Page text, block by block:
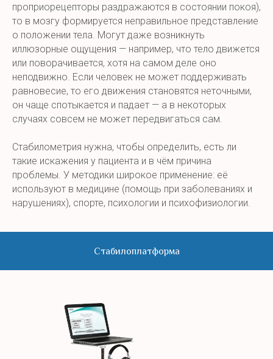
проприорецепторы раздражаются в состоянии покоя),
то в мозгу формируется неправильное представление
о положении тела. Могут даже возникнуть
иллюзорные ощущения — например, что тело движется
или поворачивается, хотя на самом деле оно
неподвижно. Если человек не может поддерживать
равновесие, то его движения становятся неточными,
он чаще спотыкается и падает — а в некоторых
случаях совсем не может передвигаться сам.
Стабилометрия нужна, чтобы определить, есть ли
такие искажения у пациента и в чём причина
проблемы. У методики широкое применение: её
используют в медицине (помощь при заболеваниях и
нарушениях), спорте, психологии и психофизиологии.
Стабилоплатформа